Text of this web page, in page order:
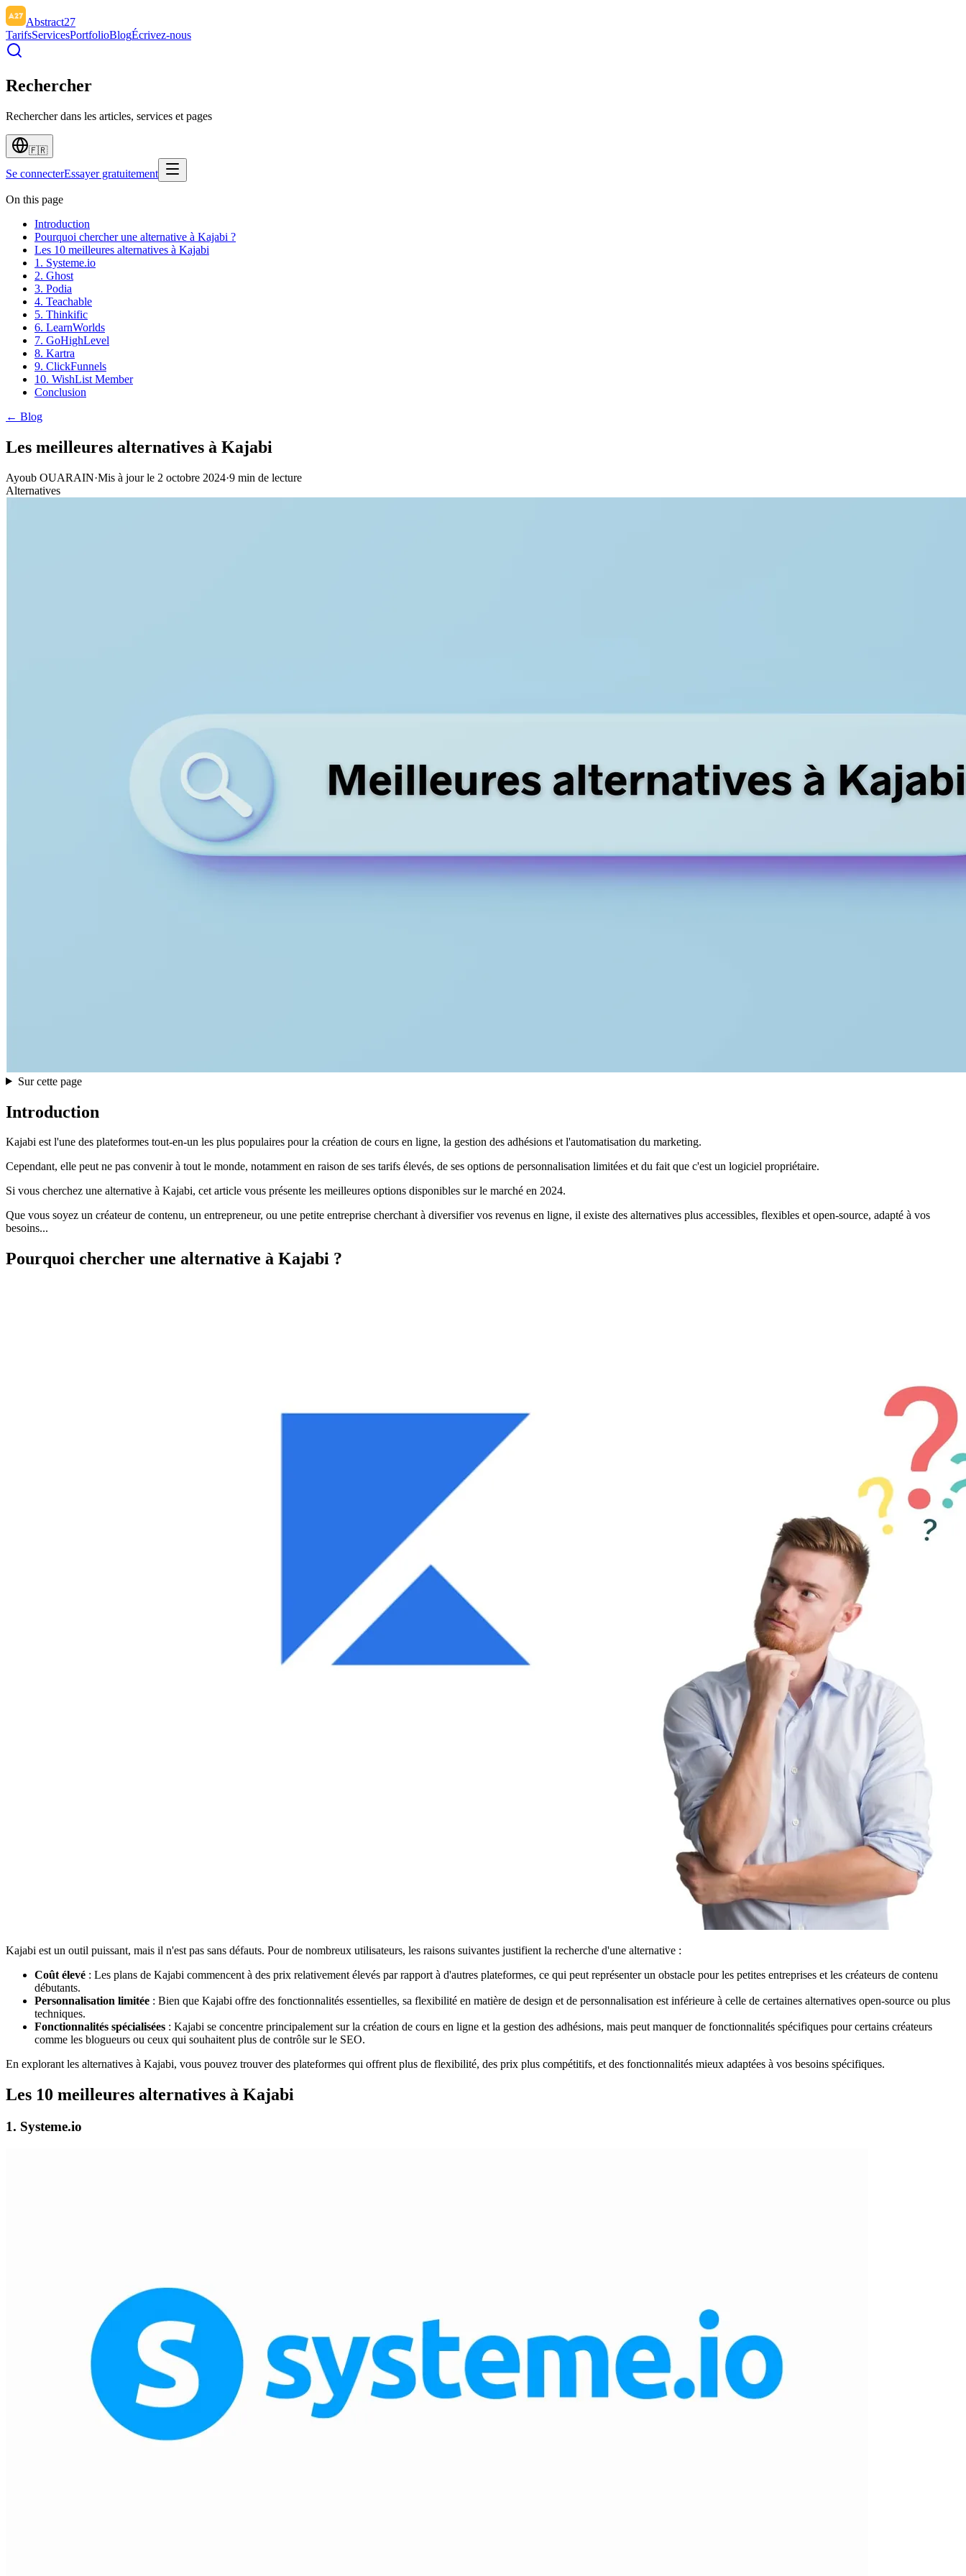
Abstract27
TarifsServicesPortfolioBlogÉcrivez-nous
Rechercher
Rechercher dans les articles, services et pages
🇫🇷
Se connecterEssayer gratuitement
On this page
Introduction
Pourquoi chercher une alternative à Kajabi ?
Les 10 meilleures alternatives à Kajabi
1. Systeme.io
2. Ghost
3. Podia
4. Teachable
5. Thinkific
6. LearnWorlds
7. GoHighLevel
8. Kartra
9. ClickFunnels
10. WishList Member
Conclusion
← Blog
Les meilleures alternatives à Kajabi
Ayoub OUARAIN·Mis à jour le 2 octobre 2024·9 min de lecture
Alternatives
Sur cette page
Introduction
Kajabi est l'une des plateformes tout-en-un les plus populaires pour la création de cours en ligne, la gestion des adhésions et l'automatisation du marketing.
Cependant, elle peut ne pas convenir à tout le monde, notamment en raison de ses tarifs élevés, de ses options de personnalisation limitées et du fait que c'est un logiciel propriétaire.
Si vous cherchez une alternative à Kajabi, cet article vous présente les meilleures options disponibles sur le marché en 2024.
Que vous soyez un créateur de contenu, un entrepreneur, ou une petite entreprise cherchant à diversifier vos revenus en ligne, il existe des alternatives plus accessibles, flexibles et open-source, adapté à vos
besoins...
Pourquoi chercher une alternative à Kajabi ?
Kajabi est un outil puissant, mais il n'est pas sans défauts. Pour de nombreux utilisateurs, les raisons suivantes justifient la recherche d'une alternative :
Coût élevé : Les plans de Kajabi commencent à des prix relativement élevés par rapport à d'autres plateformes, ce qui peut représenter un obstacle pour les petites entreprises et les créateurs de contenu
débutants.
Personnalisation limitée : Bien que Kajabi offre des fonctionnalités essentielles, sa flexibilité en matière de design et de personnalisation est inférieure à celle de certaines alternatives open-source ou plus
techniques.
Fonctionnalités spécialisées : Kajabi se concentre principalement sur la création de cours en ligne et la gestion des adhésions, mais peut manquer de fonctionnalités spécifiques pour certains créateurs
comme les blogueurs ou ceux qui souhaitent plus de contrôle sur le SEO.
En explorant les alternatives à Kajabi, vous pouvez trouver des plateformes qui offrent plus de flexibilité, des prix plus compétitifs, et des fonctionnalités mieux adaptées à vos besoins spécifiques.
Les 10 meilleures alternatives à Kajabi
1. Systeme.io